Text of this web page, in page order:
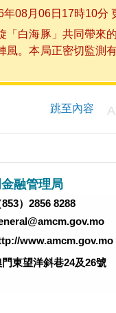
08月06日17時10分
「白海豚」共同帶來
。本局正密切監測
跳至內容 A
融管理局
853）2856 8288
www.amcm.gov.mo
門東望洋斜巷24及26號